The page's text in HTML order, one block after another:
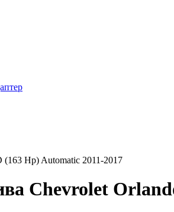
(163 Hp) Automatic 2011-2017
Chevrolet